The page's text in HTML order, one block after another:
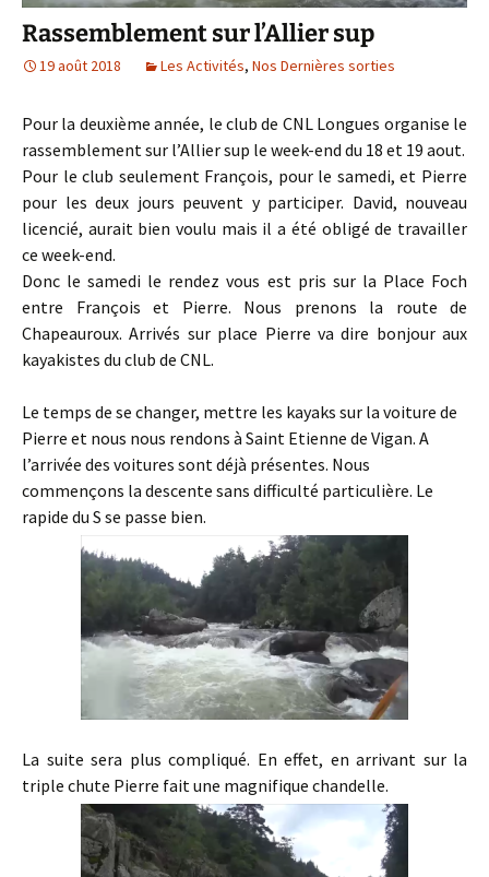
Rassemblement sur l’Allier sup
19 août 2018 Les Activités, Nos Dernières sorties
Pour la deuxième année, le club de CNL Longues organise le
rassemblement sur l’Allier sup le week-end du 18 et 19 aout.
Pour le club seulement François, pour le samedi, et Pierre
pour les deux jours peuvent y participer. David, nouveau
licencié, aurait bien voulu mais il a été obligé de travailler
ce week-end.
Donc le samedi le rendez vous est pris sur la Place Foch
entre François et Pierre. Nous prenons la route de
Chapeauroux. Arrivés sur place Pierre va dire bonjour aux
kayakistes du club de CNL.
Le temps de se changer, mettre les kayaks sur la voiture de
Pierre et nous nous rendons à Saint Etienne de Vigan. A
l’arrivée des voitures sont déjà présentes. Nous
commençons la descente sans difficulté particulière. Le
rapide du S se passe bien.
La suite sera plus compliqué. En effet, en arrivant sur la
triple chute Pierre fait une magnifique chandelle.